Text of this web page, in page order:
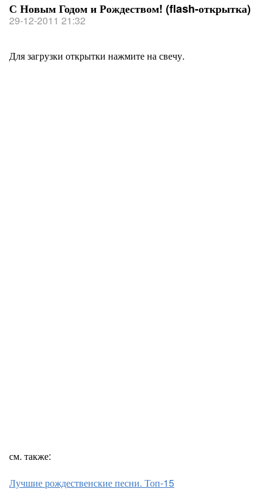
С Новым Годом и Рождеством! (flash-открытка)
29-12-2011 21:32
Для загрузки открытки нажмите на свечу.
см. также:
Лучшие рождественские песни. Топ-15